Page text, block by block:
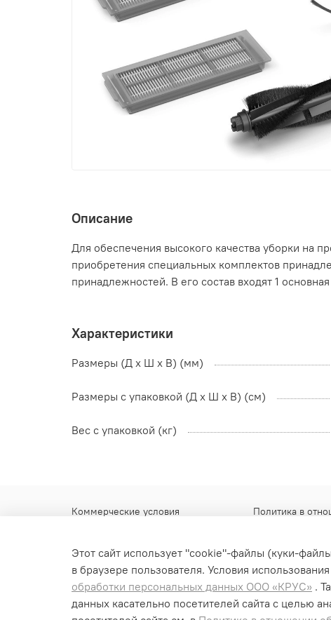
Описание
Для обеспечения высокого качества уборки на
приобретения специальных комплектов
принадлежностей. В его состав входят 1
Характеристики
Размеры (Д х Ш х В) (мм)
Размеры с упаковкой (Д x Ш x В) (см)
Вес с упаковкой (кг)
Коммерческие условия
Доставка
Обмен и возврат
Оплата
Политика в
Этот сайт использует "cookie"-файлы (куки-
в браузере пользователя. Условия
обработки персональных данных ООО «КРУС» .
данных касательно посетителей сайта с целью